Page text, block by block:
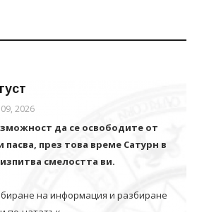
09, 2026
да се освободите от
пасва, през това време Сатурн в
смелостта ви.
на информация и разбиране